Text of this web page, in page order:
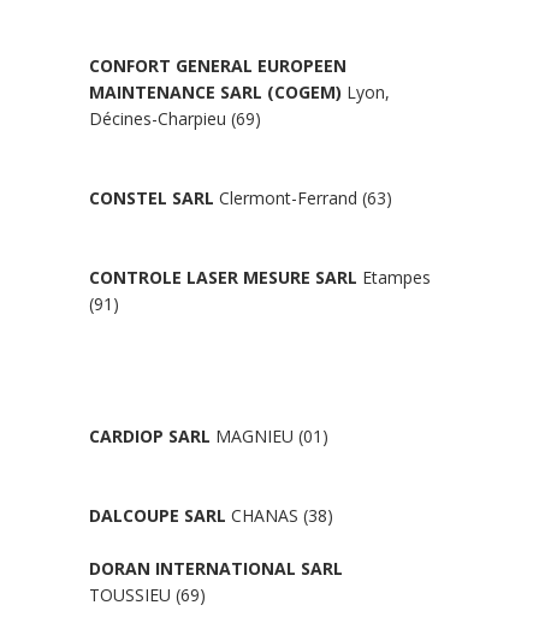
CONFORT GENERAL EUROPEEN
MAINTENANCE SARL (COGEM) Lyon,
Décines-Charpieu (69)
CONSTEL SARL Clermont-Ferrand (63)
CONTROLE LASER MESURE SARL Etampes
(91)
CARDIOP SARL MAGNIEU (01)
DALCOUPE SARL CHANAS (38)
DORAN INTERNATIONAL SARL
TOUSSIEU (69)